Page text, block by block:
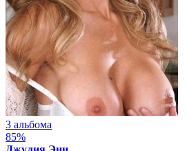
3 альбома
85%